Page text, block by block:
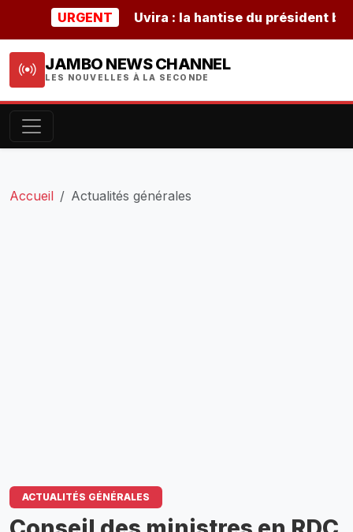
URGENT Uvira : la hantise du président
JAMBO NEWS CHANNEL
LES NOUVELLES À LA SECONDE
Accueil Actualités générales
ACTUALITÉS GÉNÉRALES